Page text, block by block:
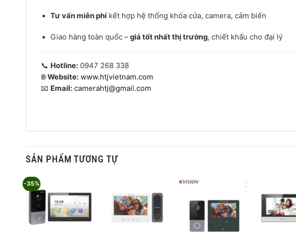
Tư vấn miễn phíkết hợp hệ thống khóa cửa, camera, cảm biến
Giao hàng toàn quốc –giá tốt nhất thị trường, chiết khấu cho đại lý
📞 Hotline: 0947 268 338
🌐Website: www.htjvietnam.com
📧 Email: camerahtj@gmail.com
SẢN PHẨM TƯƠNG TỰ
-35%